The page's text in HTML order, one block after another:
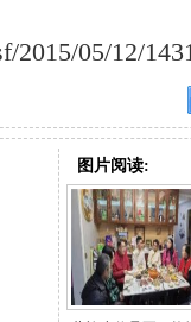
2015/05/12/
图片阅读: